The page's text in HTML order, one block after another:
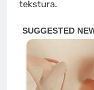
tekstura.